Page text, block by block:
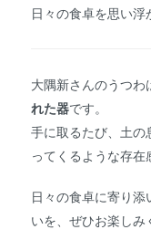
日々の食卓を思い浮
大隅新さんのうつわ
れた器です。
手に取るたび、土の
ってくるような存在
日々の食卓に寄り
いを、ぜひお楽しみ